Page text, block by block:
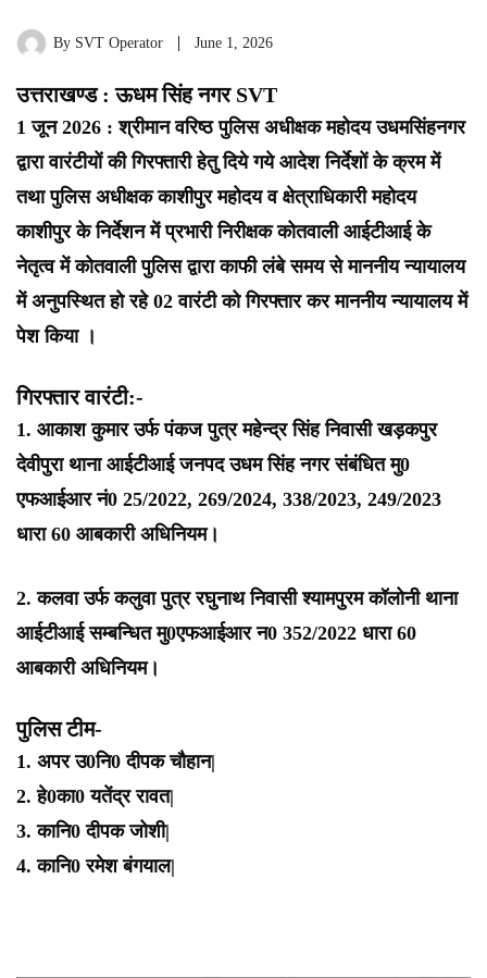
By SVT Operator June 1, 2026
उत्तराखण्ड : ऊधम सिंह नगर SVT
1 जून 2026 : श्रीमान वरिष्ठ पुलिस अधीक्षक महोदय उधमसिंहनगर
द्वारा वारंटीयों की गिरफ्तारी हेतु दिये गये आदेश निर्देशों के क्रम में
तथा पुलिस अधीक्षक काशीपुर महोदय व क्षेत्राधिकारी महोदय
काशीपुर के निर्देशन में प्रभारी निरीक्षक कोतवाली आईटीआई के
नेतृत्व में कोतवाली पुलिस द्वारा काफी लंबे समय से माननीय न्यायालय
में अनुपस्थित हो रहे 02 वारंटी को गिरफ्तार कर माननीय न्यायालय में
पेश किया ।
गिरफ्तार वारंटी:-
1. आकाश कुमार उर्फ पंकज पुत्र महेन्द्र सिंह निवासी खड़कपुर
देवीपुरा थाना आईटीआई जनपद उधम सिंह नगर संबंधित मु0
एफआईआर नं0 25/2022, 269/2024, 338/2023, 249/2023
धारा 60 आबकारी अधिनियम।
2. कलवा उर्फ कलुवा पुत्र रघुनाथ निवासी श्यामपुरम कॉलोनी थाना
आईटीआई सम्बन्धित मु0एफआईआर न0 352/2022 धारा 60
आबकारी अधिनियम।
पुलिस टीम-
1. अपर उ0नि0 दीपक चौहान|
2. हे0का0 यतेंद्र रावत|
3. कानि0 दीपक जोशी|
4. कानि0 रमेश बंगयाल|